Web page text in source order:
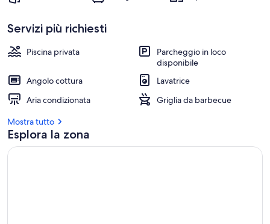
Servizi più richiesti
Piscina privata
Parcheggio in loco
disponibile
Angolo cottura
Lavatrice
Aria condizionata
Griglia da barbecue
Mostra tutto
Esplora la zona